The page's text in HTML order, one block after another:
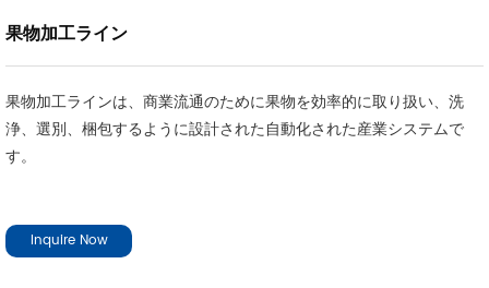
果物加工ライン
果物加工ラインは、商業流通のために果物を効率的に取り扱い、洗
浄、選別、梱包するように設計された自動化された産業システムで
す。
Inquire Now